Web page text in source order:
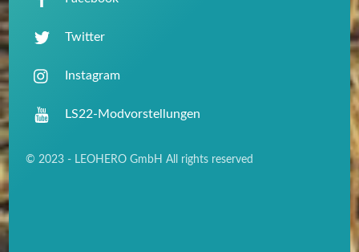
Twitter
Instagram
LS22-Modvorstellungen
© 2023 - LEOHERO GmbH All rights reserved